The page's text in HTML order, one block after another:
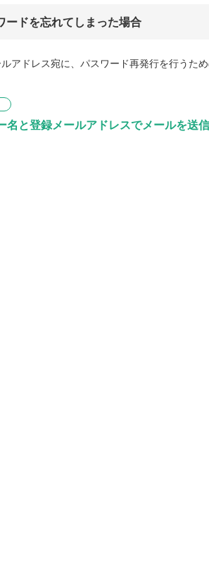
ードを忘れてしまった場合
アドレス宛に、パスワード再発行を行うた
名と登録メールアドレスでメールを送信